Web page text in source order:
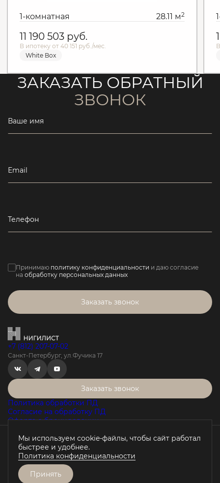
1-комнатная 28.11 м2
11 190 503 руб.
В ипотеку от 40 151 руб./мес.
White Box
ЗАКАЗАТЬ ОБРАТНЫЙ
ЗВОНОК
Ваше имя
Email
Телефон
Принимаю политику конфиденциальности и даю согласие
на обработку персональных данных
Заказать звонок
+7 (812) 207-07-02
Санкт-Петербург, ул.Фучика 17
Заказать звонок
Политика обработки ПД
Согласие на обработку ПД
Оферта о бронировании
Проектная декларация на наш.дом.рф
Любая информация, представленная на данном сайте, носит
исключительно информационный характер, не является
публичной офертой, определяемой положениями статьи 437 ГК
РФ.
Мы используем cookie-файлы, чтобы сайт работал
быстрее и удобнее.
Политика конфиденциальности
Принять